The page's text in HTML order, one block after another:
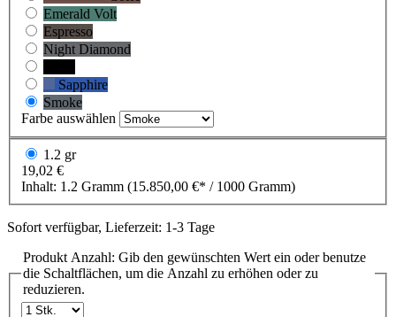
Emerald Volt
Espresso
Night Diamond
Sapphire
Smoke
Farbe auswählen
1.2 gr
19,02 €
Inhalt: 1.2 Gramm (15.850,00 €* / 1000 Gramm)
Sofort verfügbar, Lieferzeit: 1-3 Tage
Produkt Anzahl: Gib den gewünschten Wert ein oder benutze
die Schaltflächen, um die Anzahl zu erhöhen oder zu
reduzieren.